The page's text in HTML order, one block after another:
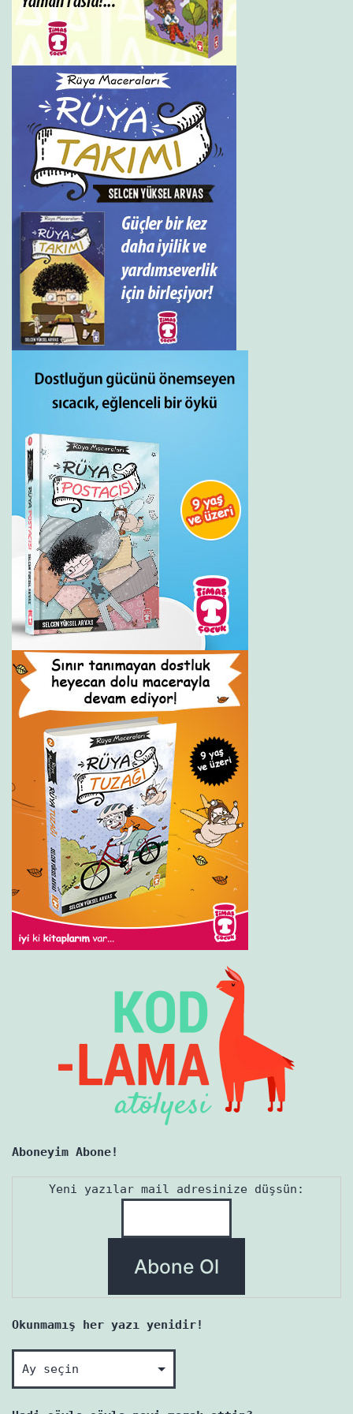
Aboneyim Abone!
Yeni yazılar mail adresinize düşsün:
Okunmamış her yazı yenidir!
Okunmamış
her
yazı